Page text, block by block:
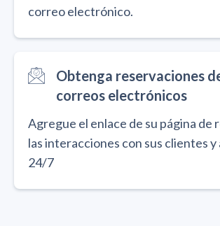
correo electrónico.
Obtenga reservaciones
correos electrónicos
Agregue el enlace de su página de
las interacciones con sus clientes
24/7